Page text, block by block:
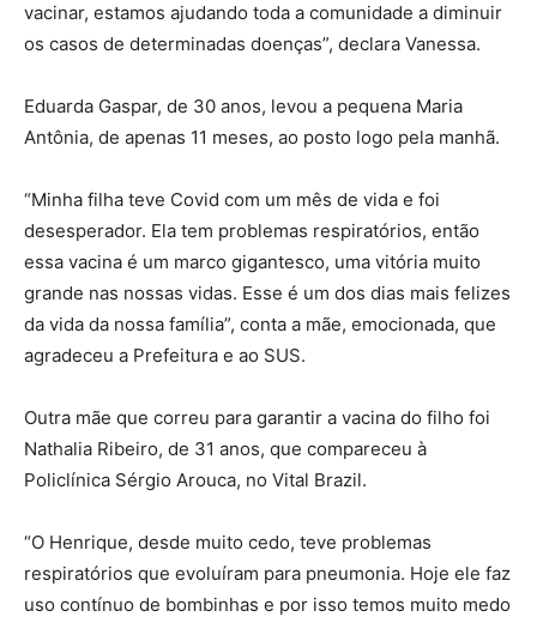
vacinar, estamos ajudando toda a comunidade a diminuir
os casos de determinadas doenças”, declara Vanessa.
Eduarda Gaspar, de 30 anos, levou a pequena Maria
Antônia, de apenas 11 meses, ao posto logo pela manhã.
“Minha filha teve Covid com um mês de vida e foi
desesperador. Ela tem problemas respiratórios, então
essa vacina é um marco gigantesco, uma vitória muito
grande nas nossas vidas. Esse é um dos dias mais felizes
da vida da nossa família”, conta a mãe, emocionada, que
agradeceu a Prefeitura e ao SUS.
Outra mãe que correu para garantir a vacina do filho foi
Nathalia Ribeiro, de 31 anos, que compareceu à
Policlínica Sérgio Arouca, no Vital Brazil.
“O Henrique, desde muito cedo, teve problemas
respiratórios que evoluíram para pneumonia. Hoje ele faz
uso contínuo de bombinhas e por isso temos muito medo